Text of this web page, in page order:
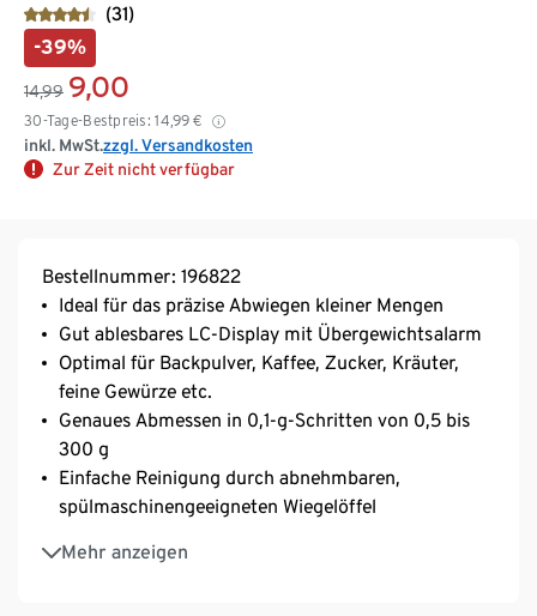
(31)
-39%
14,99 9,00
30-Tage-Bestpreis: 14,99 €
inkl. MwSt.zzgl. Versandkosten
Zur Zeit nicht verfügbar
Bestellnummer: 196822
Ideal für das präzise Abwiegen kleiner Mengen
Gut ablesbares LC-Display mit Übergewichtsalarm
Optimal für Backpulver, Kaffee, Zucker, Kräuter,
feine Gewürze etc.
Genaues Abmessen in 0,1-g-Schritten von 0,5 bis
300 g
Einfache Reinigung durch abnehmbaren,
spülmaschinengeeigneten Wiegelöffel
Mehr anzeigen
TARA Zuwiegefunktion
Einstellbare Maßeiniheiten: g/oz